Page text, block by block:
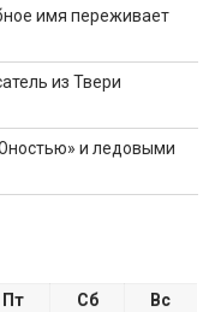
имя переживает
из Твери
и ледовыми
Пт Сб
Вс